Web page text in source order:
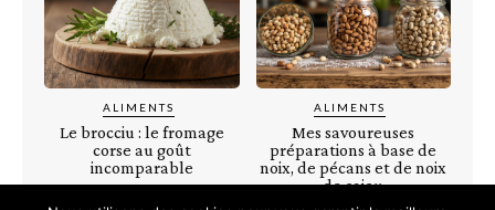
ALIMENTS
Le brocciu : le fromage
corse au goût
incomparable
ALIMENTS
Mes savoureuses
préparations à base de
noix, de pécans et de noix
de cajou